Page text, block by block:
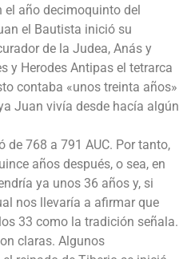
el año decimoquinto del
el Bautista inició su
de la Judea, Anás y
y Herodes Antipas el tetrarca
contaba «unos treinta años»
Juan vivía desde hacía algún
de 768 a 791 AUC. Por tanto,
años después, o sea, en
ya unos 36 años y, si
nos llevaría a afirmar que
33 como la tradición señala.
claras. Algunos